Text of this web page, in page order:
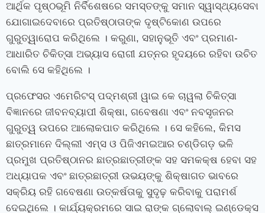
ଆର୍ଥିକ ପୃଷ୍ଠଭୂମି ନିର୍ବିଶେଷରେ ସମସ୍ତଙ୍କୁ ସମାନ ସ୍ୱାସ୍ଥ୍ୟସେବା
ଯୋଗାଇଦେବାରେ ପ୍ରତିଷ୍ଠାତାଙ୍କ ଦୃଷ୍ଟିକୋଣ ଉପରେ
ଗୁରୁତ୍ୱାରୋପ କରିଥିଲେ । କରୁଣା, ସହାନୁଭୂତି ଏବଂ ପ୍ରମାଣ-
ଆଧାରିତ ଚିକିତ୍ସା ଅଭ୍ୟାସ ରୋଗୀ ଯତ୍ନର ହୃଦୟରେ ରହିବା ଉଚିତ
ବୋଲି ସେ କହିଥିଲେ ।
ପ୍ରଫେସର ଏମେରିଟସ୍ ପଦ୍ମଶ୍ରୀ ୱାଇ କେ ଚାୱଲା ଚିକିତ୍ସା
ବିଜ୍ଞାନରେ ଜୀବନବ୍ୟାପୀ ଶିକ୍ଷା, ଗବେଷଣା ଏବଂ ନବସୃଜନର
ଗୁରୁତ୍ୱ ଉପରେ ଆଲୋକପାତ କରିଥିଲେ । ସେ କହିଲେ, କିମସ
ଛାତ୍ରମାନେ ଦିଲ୍ଲୀ ଏମ୍‍ସ ଓ ପିଜିଏମଇଆର ଚଣ୍ଡିଗଡ଼ ଭଳି
ପ୍ରମୁଖ ପ୍ରତିଷ୍ଠାନର ଛାତ୍ରଛାତ୍ରୀଙ୍କ ସହ ସମକକ୍ଷ ହେବା ସହ
ଅଧ୍ୟାପକ ଏବଂ ଛାତ୍ରଛାତ୍ରୀ ଉଭୟଙ୍କୁ ଶିକ୍ଷାଗତ ଭାବରେ
ସକ୍ରିୟ ରହି ଗବେଷଣା ଉତ୍କର୍ଷତାକୁ ସୁଦୃଢ଼ କରିବାକୁ ପରାମର୍ଶ
ଦେଇଥିଲେ । କାର୍ଯ୍ୟକ୍ରମରେ ସାଇ ରାଙ୍କ ଗ୍ଲୋବାଲ୍ ଇଣ୍ଡେକ୍ସ